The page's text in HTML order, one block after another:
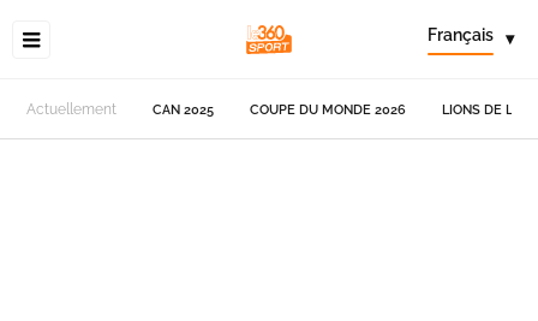
Français ▾
Actuellement CAN 2025 COUPE DU MONDE 2026 LIONS DE